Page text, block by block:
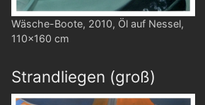
Wäsche-Boote, 2010, Öl auf Nessel,
110x160 cm
Strandliegen (groß)